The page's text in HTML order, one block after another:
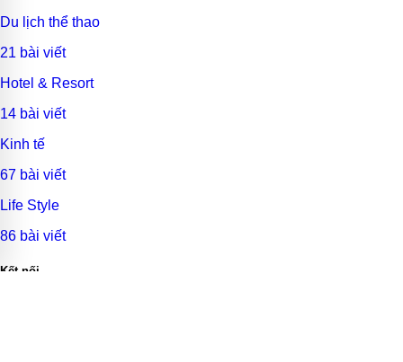
Du lịch thể thao
21 bài viết
Hotel & Resort
14 bài viết
Kinh tế
67 bài viết
Life Style
86 bài viết
Kết nối